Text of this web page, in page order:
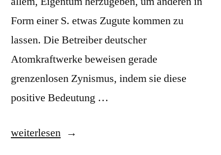
Form einer S. etwas Zugute kommen zu
lassen. Die Betreiber deutscher
Atomkraftwerke beweisen gerade
grenzenlosen Zynismus, indem sie diese
positive Bedeutung …
„Stiftung“
weiterlesen